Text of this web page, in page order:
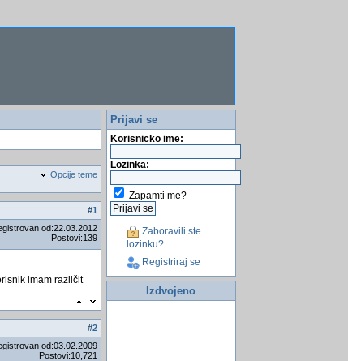
Opcije teme
#1
od:22.03.2012
Postovi:139
imam različit
#2
od:03.02.2009
Postovi:10,721
Prijavi se
Korisnicko ime:
Lozinka:
Zapamti me?
Zaboravili ste
lozinku?
Registriraj se
Izdvojeno